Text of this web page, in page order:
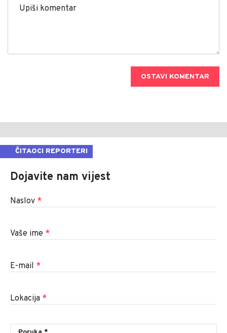
OSTAVI KOMENTAR
ČITAOCI REPORTERI
Dojavite nam vijest
Naslov *
Vaše ime *
E-mail *
Lokacija *